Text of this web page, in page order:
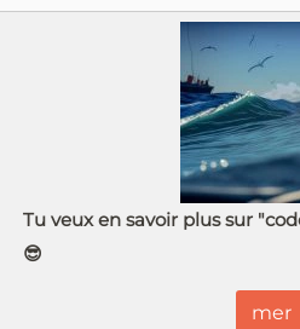
Tu veux en savoir plus sur
😎
mer